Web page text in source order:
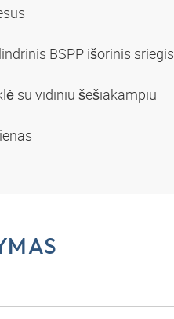
BSPP išorinis sriegis
su vidiniu šešiakampiu